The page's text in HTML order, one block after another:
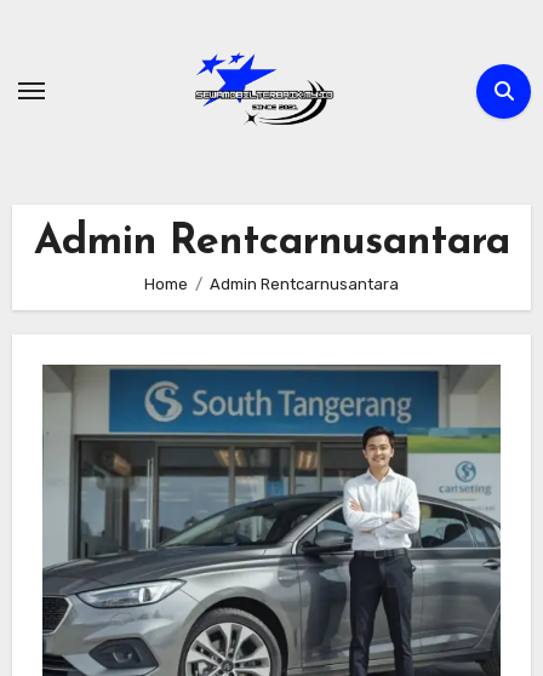
content
Admin Rentcarnusantara
Home Admin Rentcarnusantara